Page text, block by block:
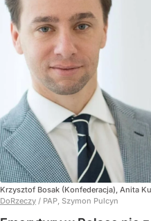
Krzysztof Bosak (Konfederacja), Anita
DoRzeczy / PAP, Szymon Pulcyn